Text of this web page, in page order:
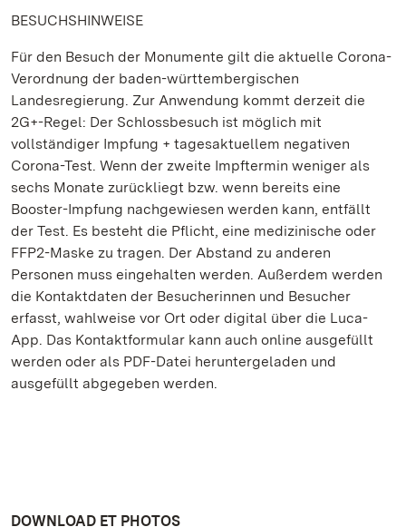
BESUCHSHINWEISE
Für den Besuch der Monumente gilt die aktuelle Corona-
Verordnung der baden-württembergischen
Landesregierung. Zur Anwendung kommt derzeit die
2G+-Regel: Der Schlossbesuch ist möglich mit
vollständiger Impfung + tagesaktuellem negativen
Corona-Test. Wenn der zweite Impftermin weniger als
sechs Monate zurückliegt bzw. wenn bereits eine
Booster-Impfung nachgewiesen werden kann, entfällt
der Test. Es besteht die Pflicht, eine medizinische oder
FFP2-Maske zu tragen. Der Abstand zu anderen
Personen muss eingehalten werden. Außerdem werden
die Kontaktdaten der Besucherinnen und Besucher
erfasst, wahlweise vor Ort oder digital über die Luca-
App. Das Kontaktformular kann auch online ausgefüllt
werden oder als PDF-Datei heruntergeladen und
ausgefüllt abgegeben werden.
DOWNLOAD ET PHOTOS